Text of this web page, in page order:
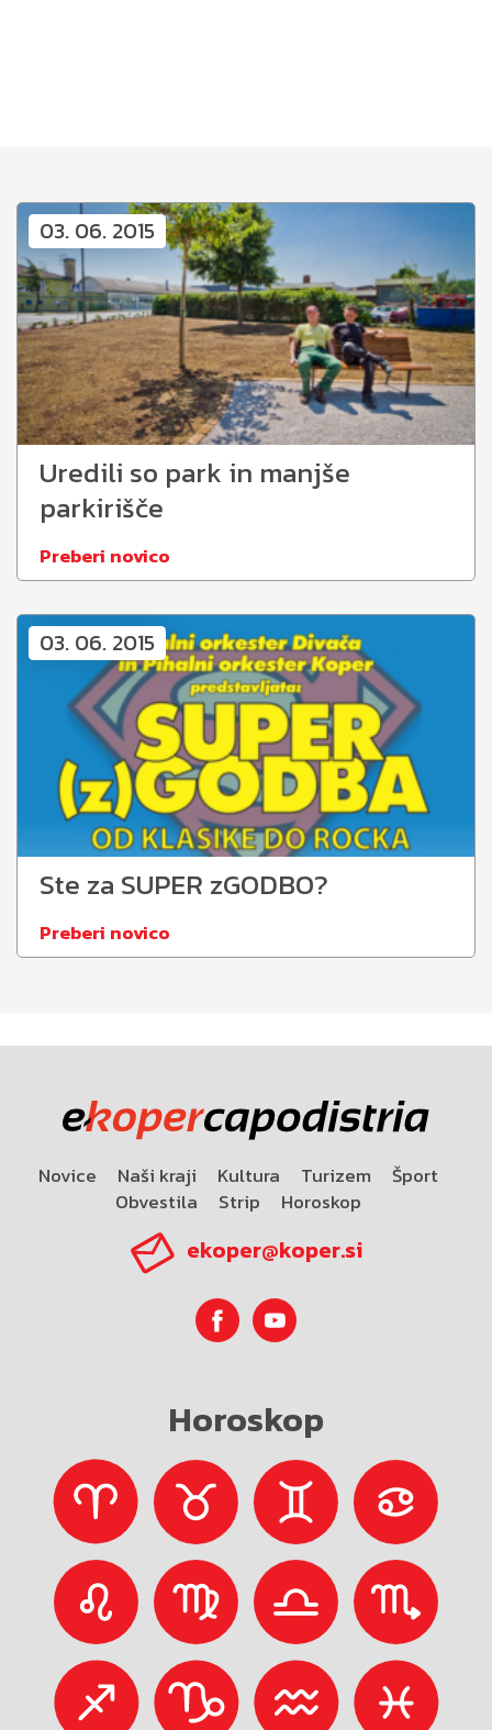
03. 06. 2015
Uredili so park in manjše
parkirišče
Preberi novico
03. 06. 2015
Ste za SUPER zGODBO?
Preberi novico
Novice Naši kraji Kultura Turizem
Šport
Obvestila
Strip Horoskop
ekoper@koper.si
Horoskop